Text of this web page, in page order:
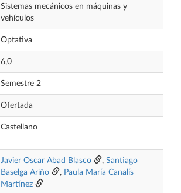
Sistemas mecánicos en máquinas y
vehículos
Optativa
6,0
Semestre 2
Ofertada
Castellano
Javier Oscar Abad Blasco , Santiago
Baselga Ariño
, Paula María Canalís
Martínez